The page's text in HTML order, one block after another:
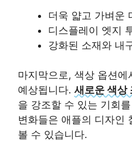
더욱 얇고 가벼운
디스플레이 엣지
강화된 소재와 내
마지막으로, 색상 옵션
예상됩니다. 새로운 색상
을 강조할 수 있는 기회
변화들은 애플의 디자인
볼 수 있습니다.